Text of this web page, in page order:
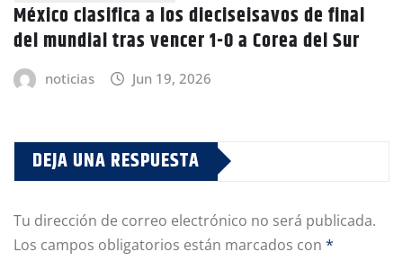
México clasifica a los dieciseisavos de final
del mundial tras vencer 1-0 a Corea del Sur
noticias Jun 19, 2026
DEJA UNA RESPUESTA
Tu dirección de correo electrónico no será publicada.
Los campos obligatorios están marcados con *